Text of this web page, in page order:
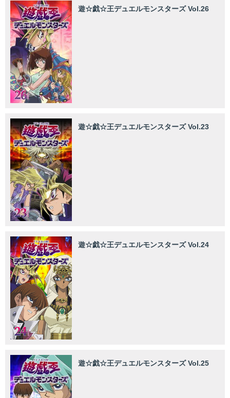
遊☆戯☆王デュエルモンスターズ Vol.26
遊☆戯☆王デュエルモンスターズ Vol.23
遊☆戯☆王デュエルモンスターズ Vol.24
遊☆戯☆王デュエルモンスターズ Vol.25